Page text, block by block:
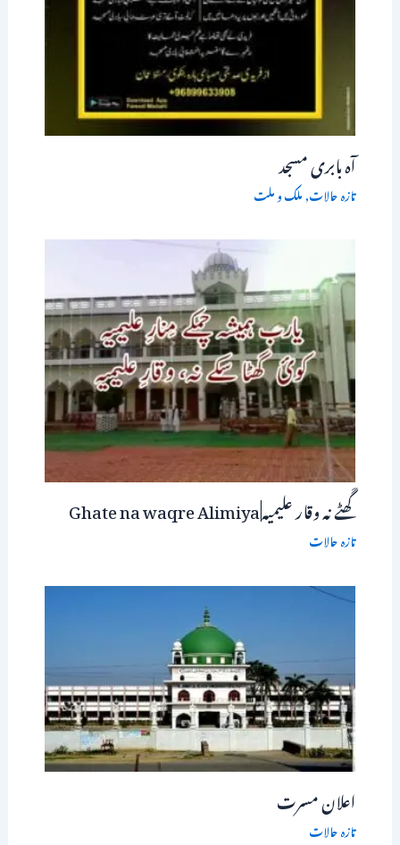
آہ بابری مسجد
تازہ حالات,ملک و ملت
گَھٹے نہ وقار علیمیہ|Ghate na waqre Alimiya
تازہ حالات
اعلان مسرت
تازہ حالات